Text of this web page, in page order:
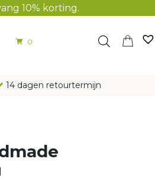
10% korting.
0
14 dagen retourtermijn